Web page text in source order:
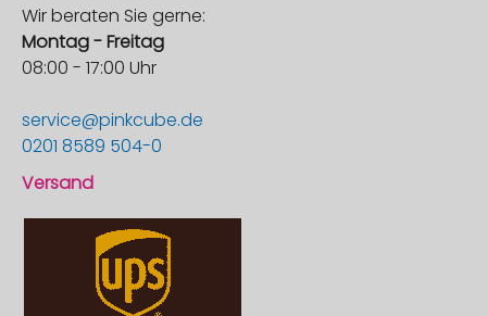
Wir beraten Sie gerne:
Montag - Freitag
08:00 - 17:00 Uhr
service@pinkcube.de
0201 8589 504-0
Versand